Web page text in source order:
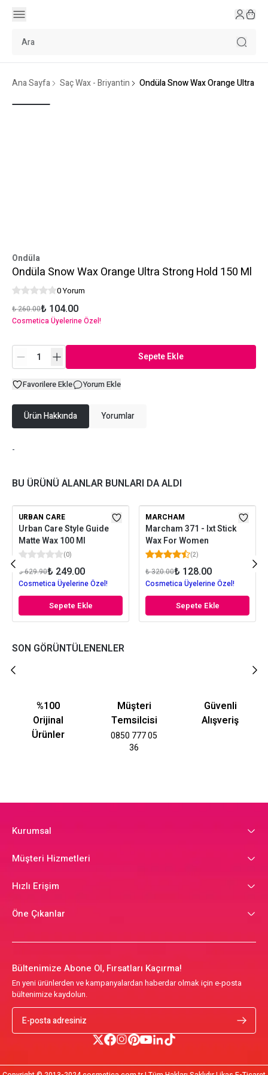
Ana Sayfa Saç Wax - Briyantin Ondüla Snow Wax Orange Ultra
Ondüla
Ondüla Snow Wax Orange Ultra Strong Hold 150 Ml
0 Yorum
₺ 260.00₺ 104.00
Cosmetica Üyelerine Özel!
Sepete Ekle
Favorilere Ekle Yorum Ekle
Ürün Hakkında Yorumlar
-
BU ÜRÜNÜ ALANLAR BUNLARI DA ALDI
URBAN CARE
Urban Care Style Guide
Matte Wax 100 Ml
(0)
₺ 629.90₺ 249.00
Cosmetica Üyelerine Özel!
Sepete Ekle
MARCHAM
Marcham 371 - Ixt Stick
Wax For Women
(2)
₺ 320.00₺ 128.00
Cosmetica Üyelerine Özel!
Sepete Ekle
SON GÖRÜNTÜLENENLER
%100
Orijinal
Ürünler
Müşteri
Temsilcisi
0850 777 05
36
Güvenli
Alışveriş
Kurumsal
Müşteri Hizmetleri
Hızlı Erişim
Öne Çıkanlar
Bültenimize Abone Ol, Fırsatları Kaçırma!
En yeni ürünlerden ve kampanyalardan haberdar olmak için e-posta
bültenimize kaydolun.